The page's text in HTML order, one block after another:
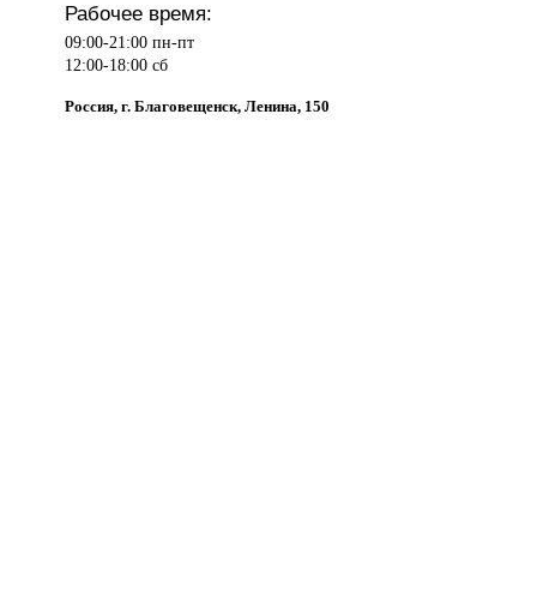
Рабочее время:
09:00-21:00 пн-пт
12:00-18:00 сб
Россия, г. Благовещенск, Ленина, 150